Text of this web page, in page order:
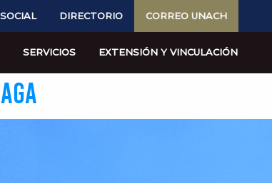
DIRECTORIO CORREO UNACH
SERVICIOS EXTENSIÓN Y VINCULACIÓN